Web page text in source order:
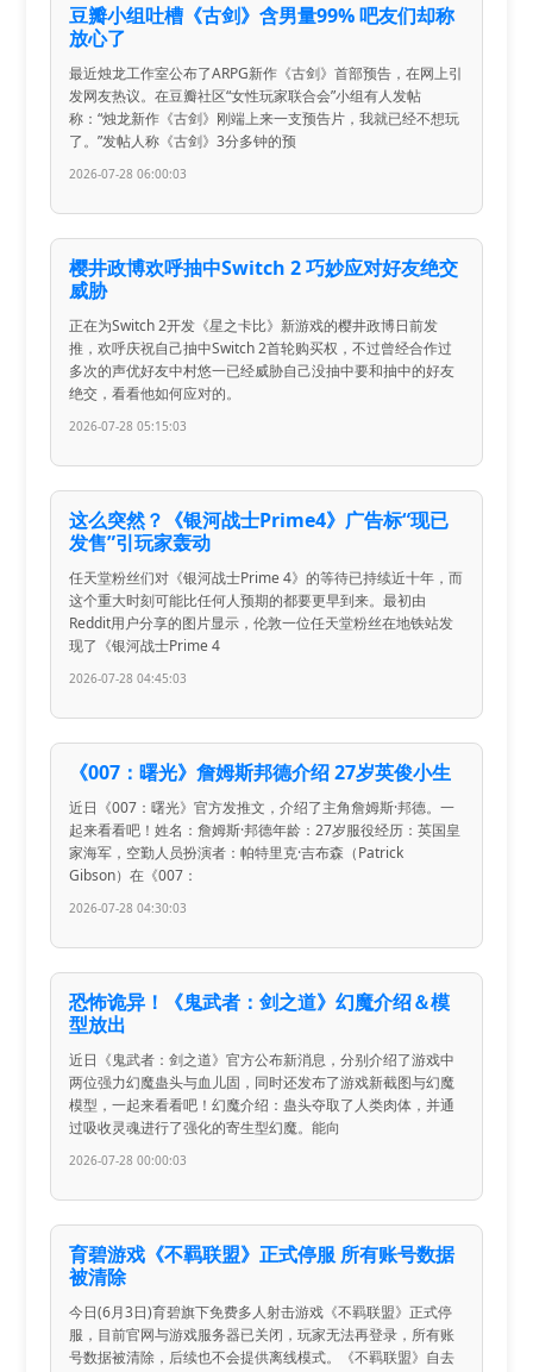
豆瓣小组吐槽《古剑》含男量99% 吧友们却称
放心了
最近烛龙工作室公布了ARPG新作《古剑》首部预告，在网上引
发网友热议。在豆瓣社区“女性玩家联合会”小组有人发帖
称：“烛龙新作《古剑》刚端上来一支预告片，我就已经不想玩
了。”发帖人称《古剑》3分多钟的预
2026-07-28 06:00:03
樱井政博欢呼抽中Switch 2 巧妙应对好友绝交
威胁
正在为Switch 2开发《星之卡比》新游戏的樱井政博日前发
推，欢呼庆祝自己抽中Switch 2首轮购买权，不过曾经合作过
多次的声优好友中村悠一已经威胁自己没抽中要和抽中的好友
绝交，看看他如何应对的。
2026-07-28 05:15:03
这么突然？《银河战士Prime4》广告标“现已
发售”引玩家轰动
任天堂粉丝们对《银河战士Prime 4》的等待已持续近十年，而
这个重大时刻可能比任何人预期的都要更早到来。最初由
Reddit用户分享的图片显示，伦敦一位任天堂粉丝在地铁站发
现了《银河战士Prime 4
2026-07-28 04:45:03
《007：曙光》詹姆斯邦德介绍 27岁英俊小生
近日《007：曙光》官方发推文，介绍了主角詹姆斯·邦德。一
起来看看吧！姓名：詹姆斯·邦德年龄：27岁服役经历：英国皇
家海军，空勤人员扮演者：帕特里克·吉布森（Patrick
Gibson）在《007：
2026-07-28 04:30:03
恐怖诡异！《鬼武者：剑之道》幻魔介绍＆模
型放出
近日《鬼武者：剑之道》官方公布新消息，分别介绍了游戏中
两位强力幻魔蛊头与血儿固，同时还发布了游戏新截图与幻魔
模型，一起来看看吧！幻魔介绍：蛊头夺取了人类肉体，并通
过吸收灵魂进行了强化的寄生型幻魔。能向
2026-07-28 00:00:03
育碧游戏《不羁联盟》正式停服 所有账号数据
被清除
今日(6月3日)育碧旗下免费多人射击游戏《不羁联盟》正式停
服，目前官网与游戏服务器已关闭，玩家无法再登录，所有账
号数据被清除，后续也不会提供离线模式。《不羁联盟》自去